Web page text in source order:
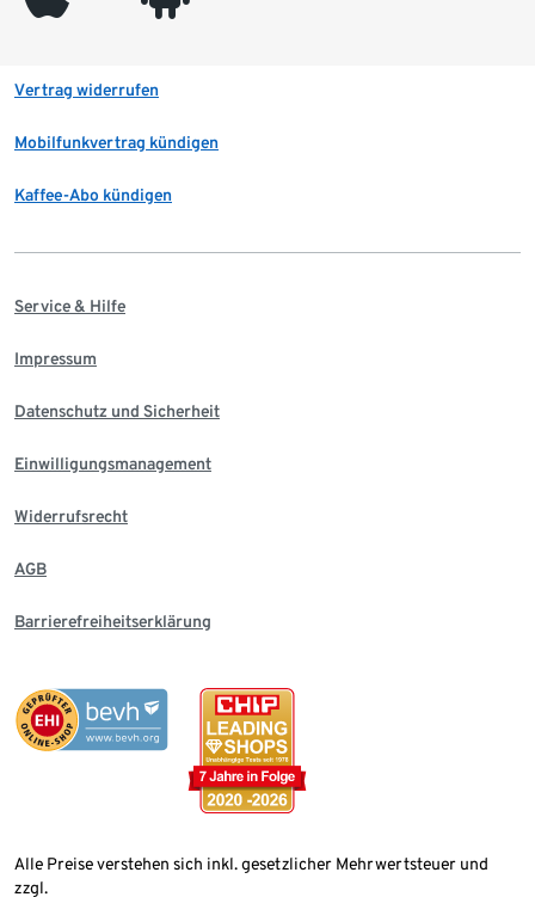
Vertrag widerrufen
Mobilfunkvertrag kündigen
Kaffee-Abo kündigen
Service & Hilfe
Impressum
Datenschutz und Sicherheit
Einwilligungsmanagement
Widerrufsrecht
AGB
Barrierefreiheitserklärung
Alle Preise verstehen sich inkl. gesetzlicher Mehrwertsteuer und
zzgl.